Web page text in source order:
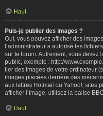
Haut
Puis-je publier des images ?
Oui, vous pouvez afficher des
l’administrateur a autorisé les
sur le forum. Autrement, vous devez
public, exemple : http://
lier des images de votre ordinateur
images placées derrière des
aux lettres Hotmail ou Yahoo!, sites
afficher l’image, utilisez la balise
Haut